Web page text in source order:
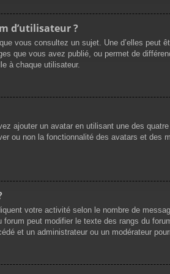
d’utilisateur ?
vous consultez un sujet. Une d’elles
que vous avez publié, ou permet de
à chaque utilisateur.
ajouter un avatar en utilisant une des
ou non la fonctionnalité des avatars et
votre activité selon le nombre de
peut modifier le texte des rangs du
et un administrateur ou un modérateur